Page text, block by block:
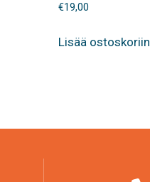
€19,00
Lisää ostoskoriin